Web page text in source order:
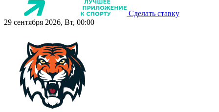
Сделать ставку
29 сентября 2026, Вт, 00:00